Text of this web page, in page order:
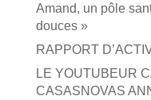
Amand, un pôle
douces »
RAPPORT
LE YOUTUBEUR
CASASNOVAS